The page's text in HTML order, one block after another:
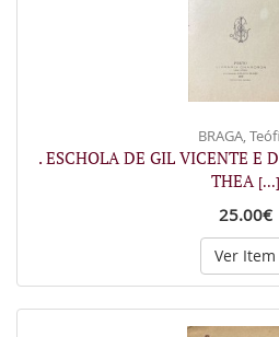
BRAGA,
. ESCHOLA DE GIL VICENTE E
THEA [...]
25.00€
Ver Item